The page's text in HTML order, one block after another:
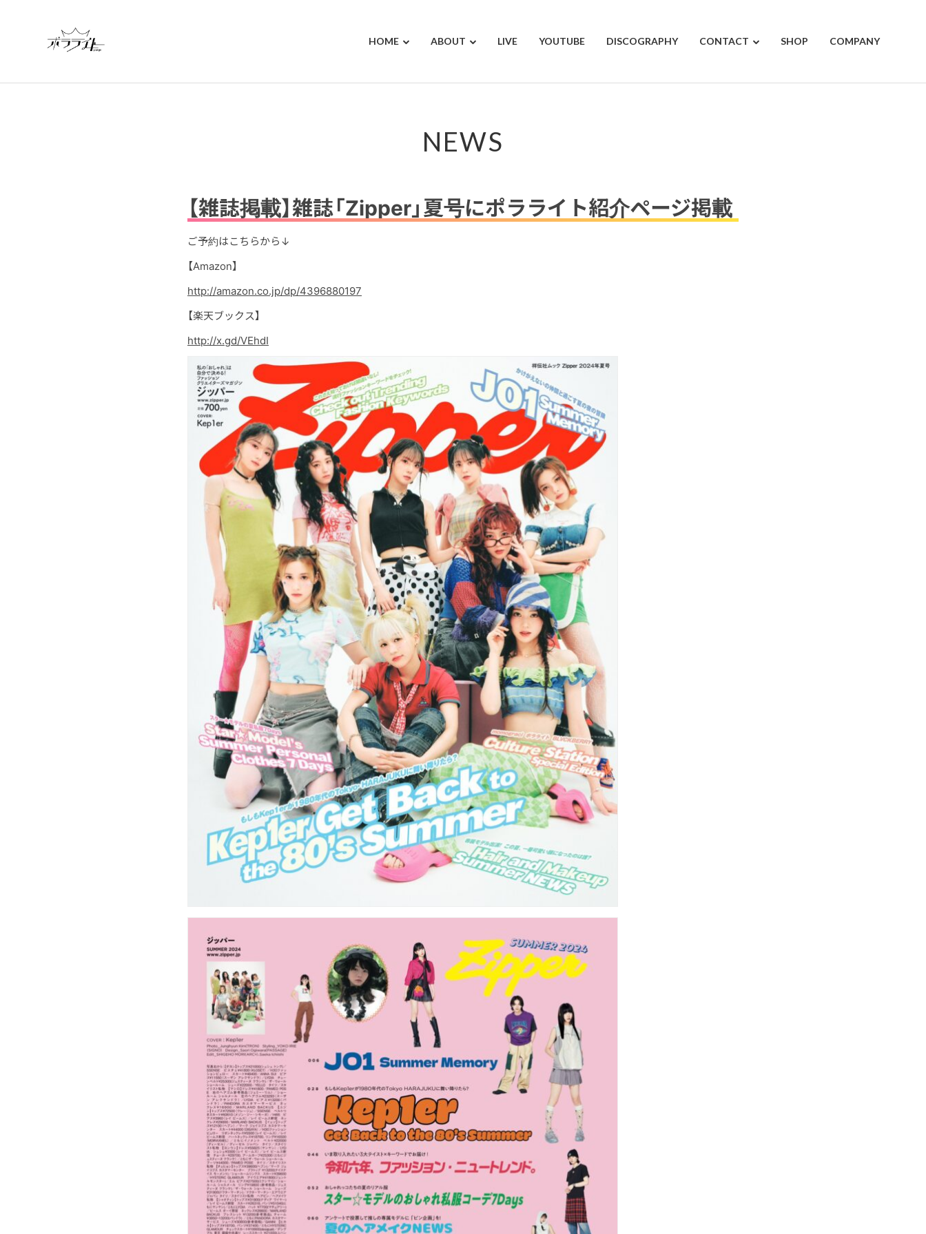
HOME ABOUT LIVE YOUTUBE DISCOGRAPHY CONTACT SHOP COMPANY
NEWS
【雑誌掲載】雑誌「Zipper」夏号にポラライト紹介ページ掲載
ご予約はこちらから↓
【Amazon】
http://amazon.co.jp/dp/4396880197
【楽天ブックス】
http://x.gd/VEhdI